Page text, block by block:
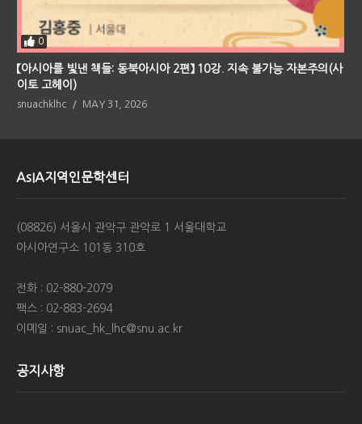
0
【아시아를 빛낸 책들: 동북아시아 2편】 10강. 지속 불가능 자본주의(사
이토 고헤이)
snuachklhc MAY 31, 2026
AsIA지역인문학센터
(08826) 서울시 관악구 관악로 1 서울대학교
아시아연구소 101동 310호
전화 : 02-880-2079
팩스 : 02-883-2694
이메일 : snuac_hk_lhc@snu.ac.kr
공지사항